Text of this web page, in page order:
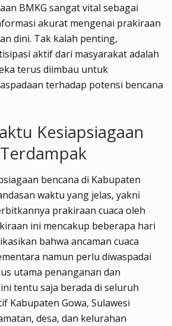
BMKG sangat vital sebagai
akurat mengenai prakiraan
dini. Tak kalah penting,
aktif dari masyarakat adalah
terus diimbau untuk
terhadap potensi bencana
Kesiapsiagaan
bencana di Kabupaten
waktu yang jelas, yakni
prakiraan cuaca oleh
ini mencakup beberapa hari
bahwa ancaman cuaca
namun perlu diwaspadai
utama penanganan dan
tentu saja berada di seluruh
Kabupaten Gowa, Sulawesi
desa, dan kelurahan